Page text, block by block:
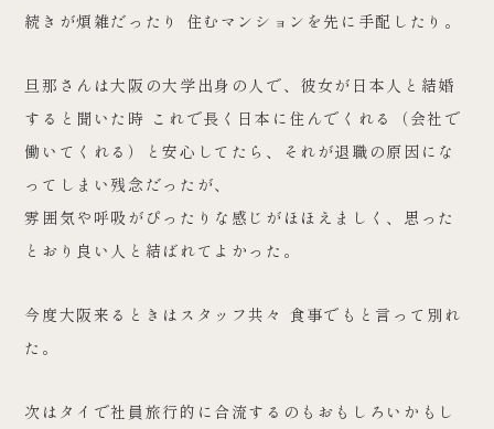
続きが煩雑だったり 住むマンションを先に手配したり。
旦那さんは大阪の大学出身の人で、彼女が日本人と結婚
すると聞いた時 これで長く日本に住んでくれる（会社で
働いてくれる）と安心してたら、それが退職の原因にな
ってしまい残念だったが、
雰囲気や呼吸がぴったりな感じがほほえましく、思った
とおり良い人と結ばれてよかった。
今度大阪来るときはスタッフ共々 食事でもと言って別れ
た。
次はタイで社員旅行的に合流するのもおもしろいかもし